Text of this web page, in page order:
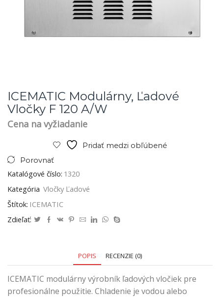
ICEMATIC Modulárny, Ľadové
Vločky F 120 A/W
Cena na vyžiadanie
Pridať medzi obľúbené
Porovnať
Katalógové číslo: 1320
Kategória Vločky Ľadové
Štítok: ICEMATIC
Zdieľať:
POPIS RECENZIE (0)
ICEMATIC modulárny výrobník ľadových vločiek pre
profesionálne použitie. Chladenie je vodou alebo